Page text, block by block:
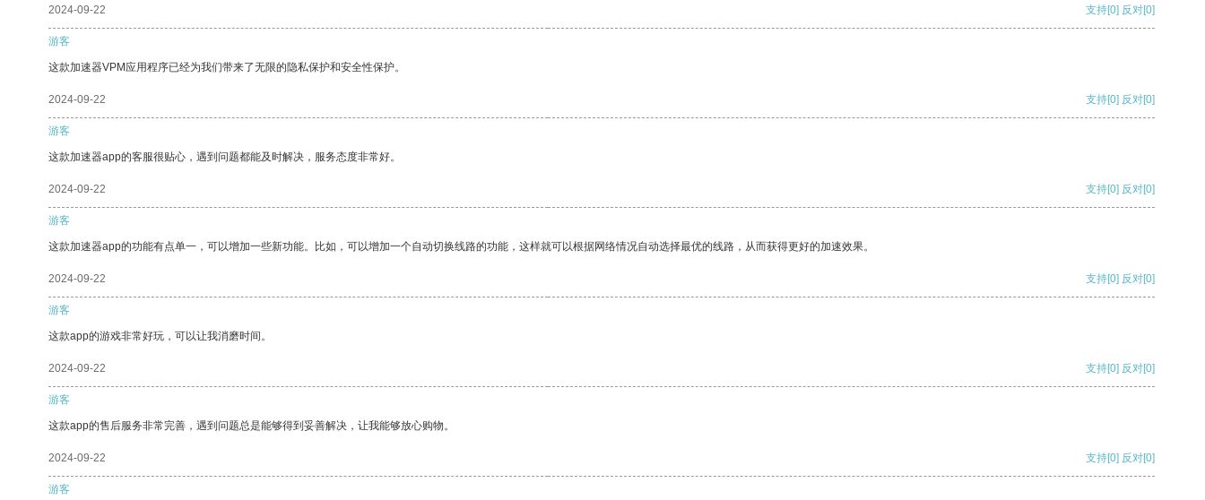
2024-09-22 支持[0] 反对[0]
游客
这款加速器VPM应用程序已经为我们带来了无限的隐私保护和安全性保护。
2024-09-22 支持[0] 反对[0]
游客
这款加速器app的客服很贴心，遇到问题都能及时解决，服务态度非常好。
2024-09-22 支持[0] 反对[0]
游客
这款加速器app的功能有点单一，可以增加一些新功能。比如，可以增加一个自动切换线路的功能，这样就可以根据网络情况自动选择最优的线路，从而获得更好的加速效果。
2024-09-22 支持[0] 反对[0]
游客
这款app的游戏非常好玩，可以让我消磨时间。
2024-09-22 支持[0] 反对[0]
游客
这款app的售后服务非常完善，遇到问题总是能够得到妥善解决，让我能够放心购物。
2024-09-22 支持[0] 反对[0]
游客